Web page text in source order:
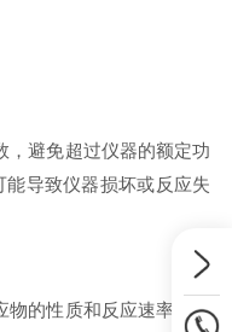
避免超过仪器的额定功
导致仪器损坏或反应失
的性质和反应速率。过